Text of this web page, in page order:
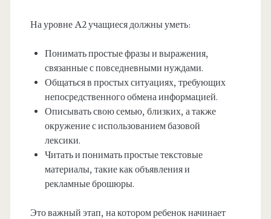
На уровне A2 учащиеся должны уметь:
Понимать простые фразы и выражения,
связанные с повседневными нуждами.
Общаться в простых ситуациях, требующих
непосредственного обмена информацией.
Описывать свою семью, близких, а также
окружение с использованием базовой
лексики.
Читать и понимать простые текстовые
материалы, такие как объявления и
рекламные брошюры.
Это важный этап, на котором ребенок начинает